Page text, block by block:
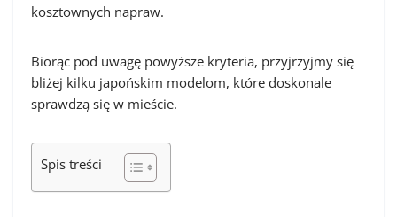
kosztownych napraw.
Biorąc pod uwagę powyższe kryteria, przyjrzyjmy się
bliżej kilku japońskim modelom, które doskonale
sprawdzą się w mieście.
Spis treści